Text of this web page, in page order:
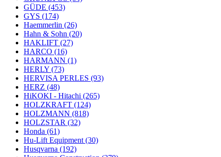
GÜDE (453)
GYS (174)
Haemmerlin (26)
Hahn & Sohn (20)
HAKLIFT (27)
HARCO (16)
HARMANN (1)
HERLY (73)
HERVISA PERLES (93)
HERZ (48)
HiKOKI - Hitachi (265)
HOLZKRAFT (124)
HOLZMANN (818)
HOLZSTAR (32)
Honda (61)
Hu-Lift Equipment (30)
Husqvarna (192)